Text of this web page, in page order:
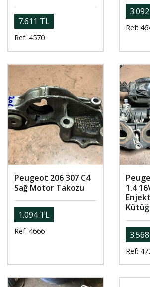
7.611 TL
Ref: 4570
Ref:
Peugeot 206 307 C4
Sağ Motor Takozu
1.094 TL
Ref: 4666
1.4
Ref: